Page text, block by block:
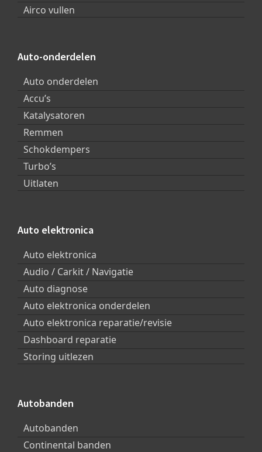
Airco vullen
Auto-onderdelen
Auto onderdelen
Accu’s
Katalysatoren
Remmen
Schokdempers
Turbo’s
Uitlaten
Auto elektronica
Auto elektronica
Audio / Carkit / Navigatie
Auto diagnose
Auto elektronica onderdelen
Auto elektronica reparatie/revisie
Dashboard reparatie
Storing uitlezen
Autobanden
Autobanden
Continental banden